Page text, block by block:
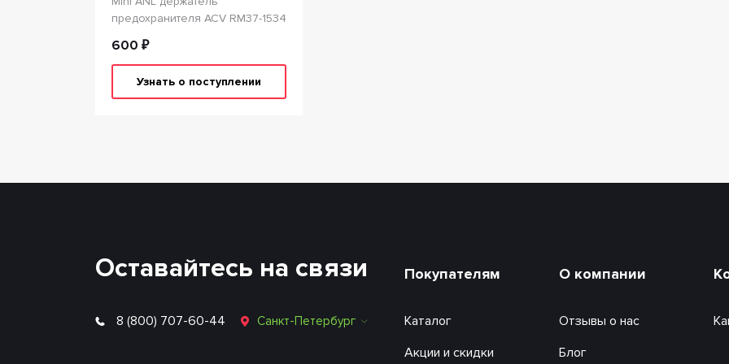
предохранителя ACV RM37-1534
600 ₽
Узнать о поступлении
Оставайтесь на связи
8 (800) 707-60-44 Санкт-Петербург
Покупателям
Каталог
Акции и скидки
О компании
Отзывы о нас
Блог